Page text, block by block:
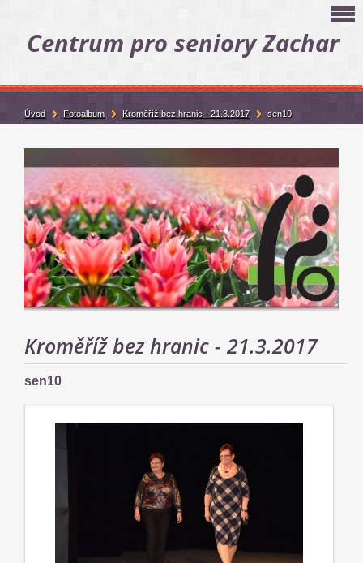
Centrum pro seniory Zachar
Kroměříž bez hranic - 21.3.2017
sen10
Úvod Fotoalbum Kroměříž bez hranic - 21.3.2017 sen10